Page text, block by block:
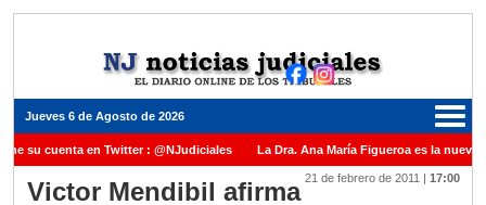
Jueves 6 de Agosto de 2026
su cuenta en Twitter : @NJudiciales La Dra. Ana María Figueroa es la nueva
Justicia de la Nación una medalla al Dr. Raul Zaffaroni en reconocimiento por su
21 de febrero de 2011 | 17:00
Victor Mendibil afirma